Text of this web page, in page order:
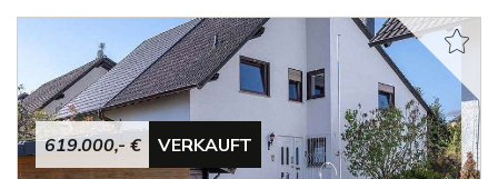
619.000,- € VERKAUFT